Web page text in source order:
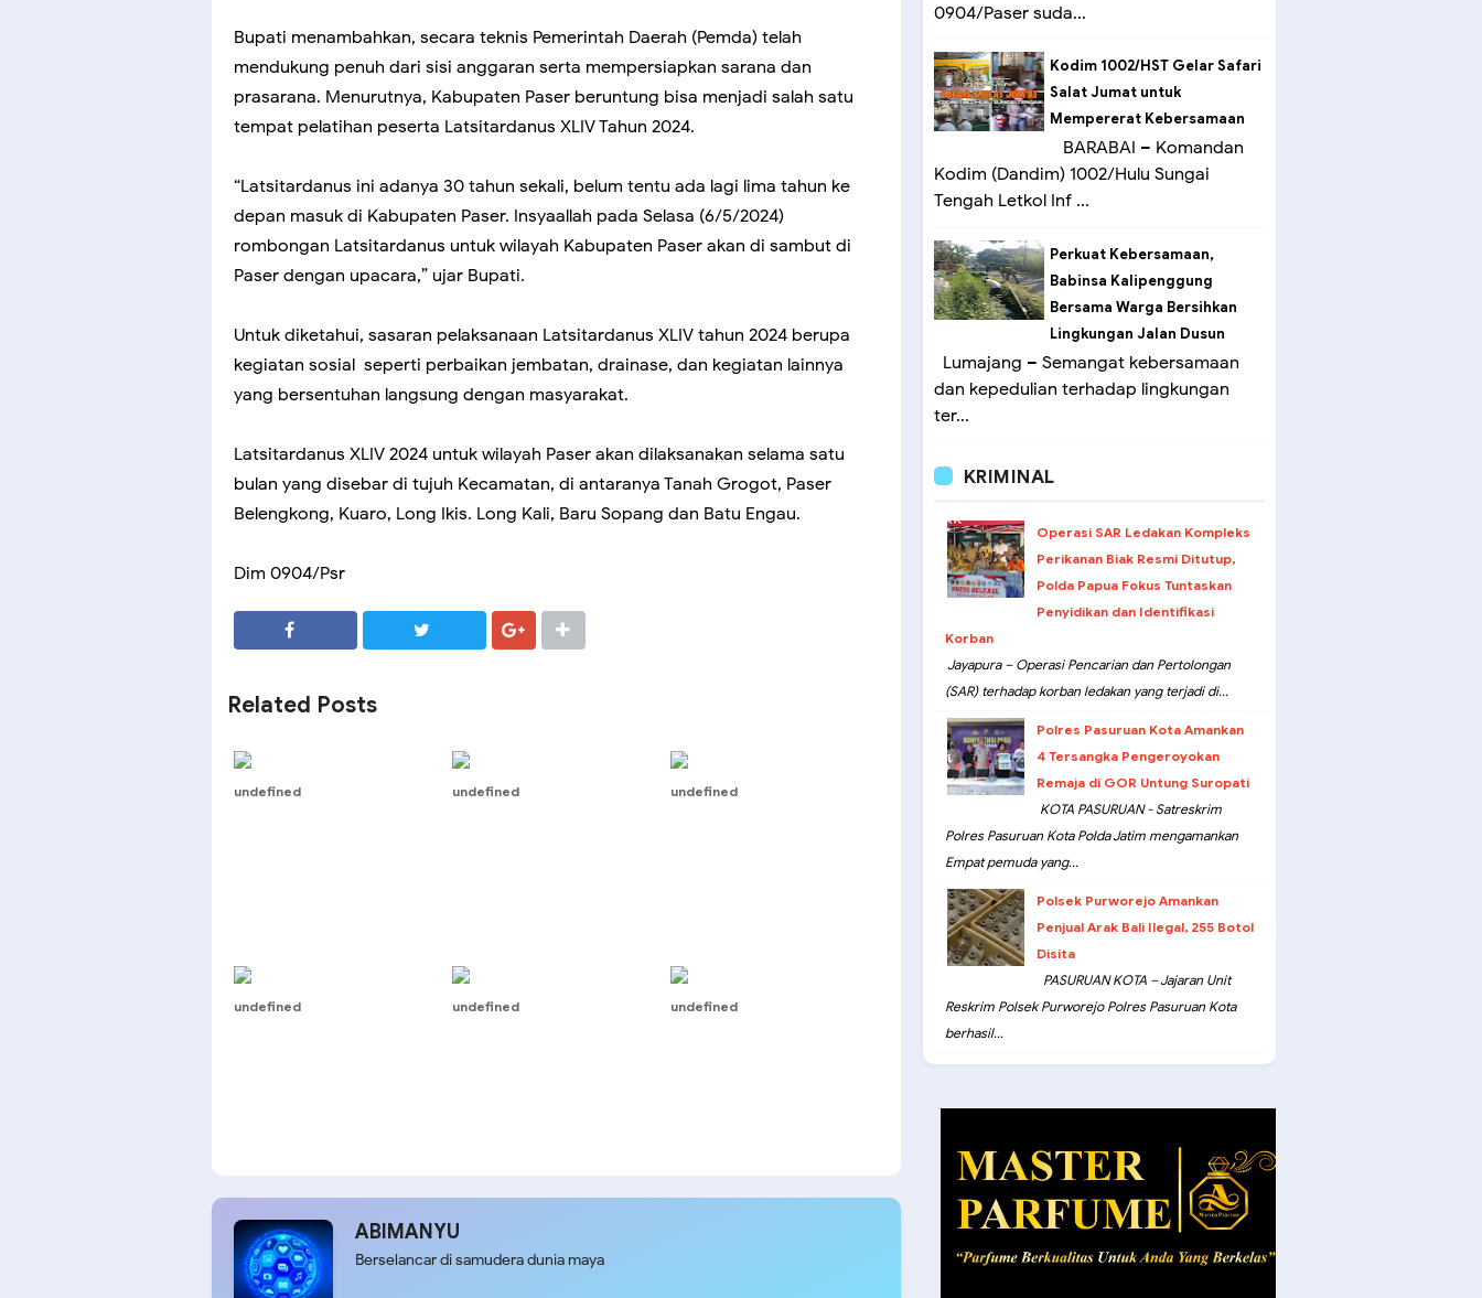
Bupati menambahkan, secara teknis Pemerintah Daerah (Pemda) telah
mendukung penuh dari sisi anggaran serta mempersiapkan sarana dan
prasarana. Menurutnya, Kabupaten Paser beruntung bisa menjadi salah satu
tempat pelatihan peserta Latsitardanus XLIV Tahun 2024.
“Latsitardanus ini adanya 30 tahun sekali, belum tentu ada lagi lima tahun ke
depan masuk di Kabupaten Paser. Insyaallah pada Selasa (6/5/2024)
rombongan Latsitardanus untuk wilayah Kabupaten Paser akan di sambut di
Paser dengan upacara,” ujar Bupati.
Untuk diketahui, sasaran pelaksanaan Latsitardanus XLIV tahun 2024 berupa
kegiatan sosial seperti perbaikan jembatan, drainase, dan kegiatan lainnya
yang bersentuhan langsung dengan masyarakat.
Latsitardanus XLIV 2024 untuk wilayah Paser akan dilaksanakan selama satu
bulan yang disebar di tujuh Kecamatan, di antaranya Tanah Grogot, Paser
Belengkong, Kuaro, Long Ikis. Long Kali, Baru Sopang dan Batu Engau.
Dim 0904/Psr
Related Posts
undefined undefined undefined
undefined undefined undefined
ABIMANYU
Berselancar di samudera dunia maya
0904/Paser suda...
Kodim 1002/HST Gelar Safari
Salat Jumat untuk
Mempererat Kebersamaan
BARABAI – Komandan
Kodim (Dandim) 1002/Hulu Sungai
Tengah Letkol Inf ...
Perkuat Kebersamaan,
Babinsa Kalipenggung
Bersama Warga Bersihkan
Lingkungan Jalan Dusun
Lumajang – Semangat kebersamaan
dan kepedulian terhadap lingkungan
ter...
KRIMINAL
Operasi SAR Ledakan Kompleks
Perikanan Biak Resmi Ditutup,
Polda Papua Fokus Tuntaskan
Penyidikan dan Identifikasi
Korban
Jayapura – Operasi Pencarian dan Pertolongan
(SAR) terhadap korban ledakan yang terjadi di...
Polres Pasuruan Kota Amankan
4 Tersangka Pengeroyokan
Remaja di GOR Untung Suropati
KOTA PASURUAN - Satreskrim
Polres Pasuruan Kota Polda Jatim mengamankan
Empat pemuda yang...
Polsek Purworejo Amankan
Penjual Arak Bali Ilegal, 255 Botol
Disita
PASURUAN KOTA – Jajaran Unit
Reskrim Polsek Purworejo Polres Pasuruan Kota
berhasil...